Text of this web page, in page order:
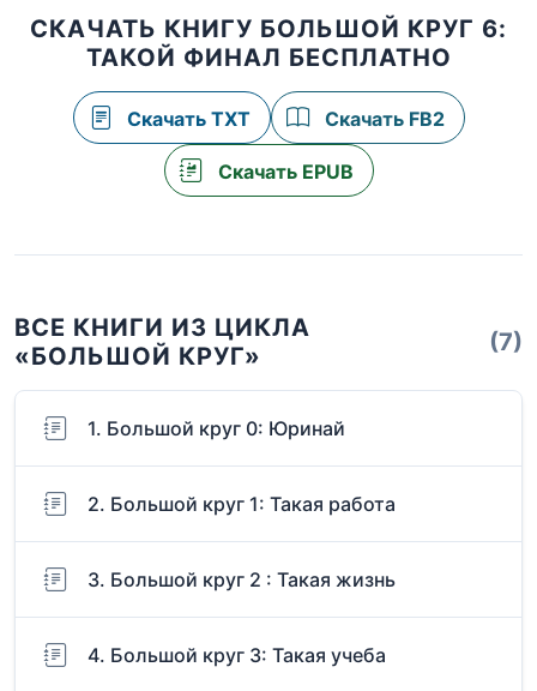
СКАЧАТЬ КНИГУ БОЛЬШОЙ КРУГ 6:
ТАКОЙ ФИНАЛ БЕСПЛАТНО
Скачать TXT Скачать FB2
Скачать EPUB
ВСЕ КНИГИ ИЗ ЦИКЛА
«БОЛЬШОЙ КРУГ»
(7)
1. Большой круг 0: Юринай
2. Большой круг 1: Такая работа
3. Большой круг 2 : Такая жизнь
4. Большой круг 3: Такая учеба